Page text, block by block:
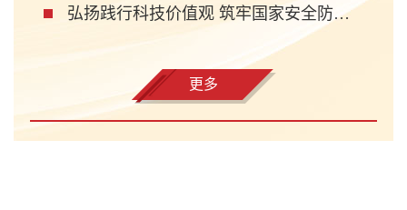
弘扬践行科技价值观 筑牢国家安全防线— 管理支撑党支部开展主题党日活动
更多